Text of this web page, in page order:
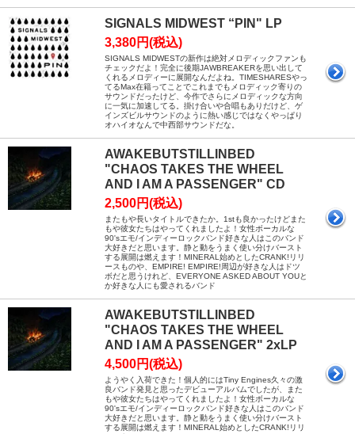
SIGNALS MIDWEST “PIN" LP
3,380円(税込)
SIGNALS MIDWESTの新作は絶対メロディックファンも
チェックだよ！完全に後期JAWBREAKERを思い出して
くれるメロディーに展開なんだよね。TIMESHARESやっ
てるMax在籍ってことでこれまでもメロディック寄りの
サウンドだったけど、今作でさらにメロディックな方向
に一気に加速してる。掛け合いや合唱もありだけど、ゲ
インズビルサウンドのように熱い感じではなくやっぱり
オハイオなんで中西部サウンドだな。
AWAKEBUTSTILLINBED
"CHAOS TAKES THE WHEEL
AND I AM A PASSENGER" CD
2,500円(税込)
またもや長いタイトルできたか。1stも良かったけどまた
もや彼女たちはやってくれましたよ！女性ボーカルな
90'sエモ/インディーロックバンド好きな人はこのバンド
大好きだと思います。静と動をうまく使い分けバースト
する展開は燃えます！MINERAL始めとしたCRANK!リリ
ースものや、EMPIRE! EMPIRE!周辺が好きな人はドツ
ボだと思うけれど、EVERYONE ASKED ABOUT YOUと
か好きな人にも愛されるバンド
AWAKEBUTSTILLINBED
"CHAOS TAKES THE WHEEL
AND I AM A PASSENGER" 2xLP
4,500円(税込)
ようやく入荷できた！個人的にはTiny Engines久々の激
良バンド発見と思ったデビューアルバムでしたが、また
もや彼女たちはやってくれましたよ！女性ボーカルな
90'sエモ/インディーロックバンド好きな人はこのバンド
大好きだと思います。静と動をうまく使い分けバースト
する展開は燃えます！MINERAL始めとしたCRANK!リリ